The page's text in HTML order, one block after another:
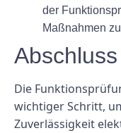
der
Maßnahmen
Abschluss
Die
wichtiger Schritt,
Zuverlässigkeit